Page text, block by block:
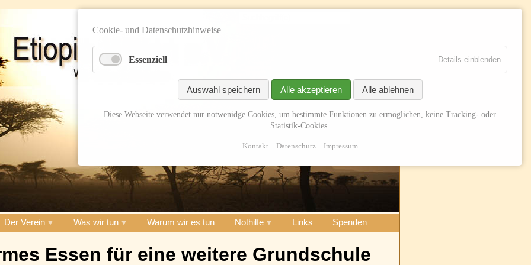
Der Verein Was wir tun Warum wir es tun Nothilfe Links Spenden
Essen für eine weitere Grundschule
Cookie- und Datenschutzhinweise
Essenziell Details einblenden
Auswahl speichern Alle akzeptieren Alle ablehnen
Diese Webseite verwendet nur notwenidge Cookies, um bestimmte Funktionen zu ermöglichen, keine Tracking- oder
Statistik-Cookies.
Kontakt Datenschutz Impressum